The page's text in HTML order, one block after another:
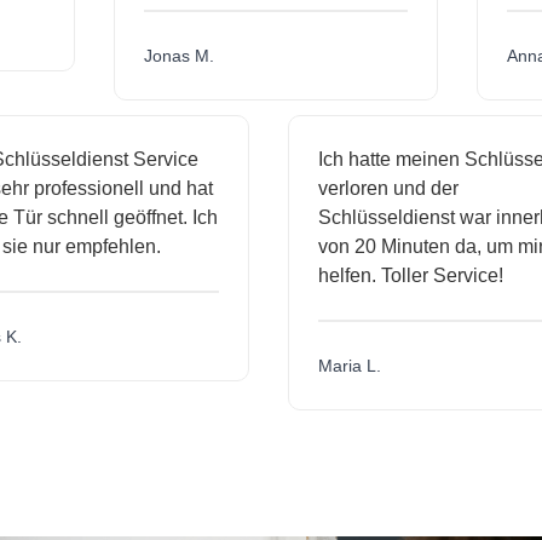
Jonas M.
Service
professionell und hat
schnell geöffnet. Ich
nur empfehlen.
Ich hatte meinen Schlüssel
verloren und der
Schlüsseldienst war
von 20 Minuten da, um mir
helfen. Toller Service!
Maria L.